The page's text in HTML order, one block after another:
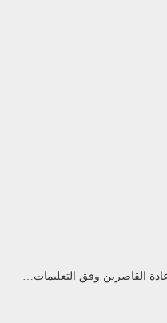
القاصرين وفق التعليمات…